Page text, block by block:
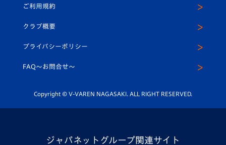
平和祈念活動
ホームタウン活動
スクール
ヴィヴィくんインスタグラム
公式LINE＠
ご利用規約
クラブ概要
プライバシーポリシー
FAQ〜お問合せ〜
Copyright © V-VAREN NAGASAKI. ALL RIGHT RESERVED.
ジャパネットグループ関連サイト